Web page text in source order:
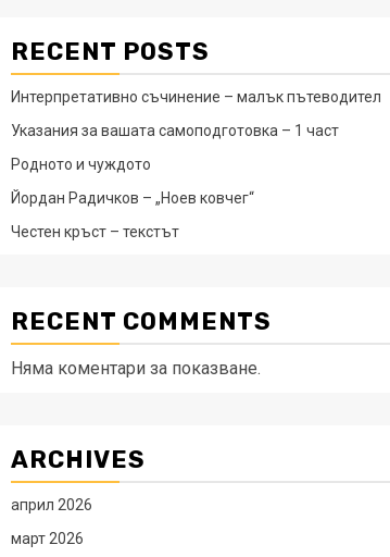
RECENT POSTS
Интерпретативно съчинение – малък пътеводител
Указания за вашата самоподготовка – 1 част
Родното и чуждото
Йордан Радичков – „Ноев ковчег“
Честен кръст – текстът
RECENT COMMENTS
Няма коментари за показване.
ARCHIVES
април 2026
март 2026